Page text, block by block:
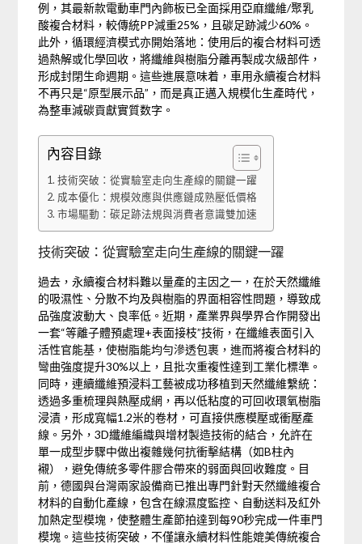
例，其最新款電動車門內飾板已全面採用亞麻纖維/聚乳
酸複合材料，較傳統PP減重25%，且碳足跡減少60%。
此外，循環經濟模式亦開始落地：使用后的複合材料可透
過熱解或化學回收，將纖維與樹脂分離再製成次級部件，
形成封閉生命週期。這些進展意味着，車用永續複合材料
不再只是“原型展示品”，而是真正邁入規模化生產時代，
為整車減碳貢獻實質数字。
內容目錄
技術突破：從實驗室走向生產線的關鍵一躍
成本優化：規模效應與供應鏈成熟壓低價格
市場驅動：碳足跡法規與消費者意識雙加速
技術突破：從實驗室走向生產線的關鍵一躍
過去，永續複合材料難以量產的主因之一，在於天然纖維
的吸濕性、分散不均及與樹脂的界面相容性問題，導致成
品強度波動大、良率低。近期，產業界與學界合作開發出
一套“等離子體預處理+表面接枝”技術，在纖維表面引入
活性官能基，使樹脂能均勻滲透包裹，進而將複合材料的
彎曲強度提升30%以上，且批次重複性達到工業化標準。
同時，連續纖維預浸料工藝被成功移植到天然纖維繫統：
透過多重梳理與熱壓成網，再以低粘度的可回收環氧樹脂
浸漬，形成寬幅1.2米的卷材，可直接供應模壓或衝壓產
線。另外，3D纖維編織與增材製造技術的結合，允許在
單一成型步驟中做出複雜幾何抗衝擊結構（如B柱內
襯），避免傳統多零件膠合帶來的弱面與回收難度。目
前，德國與台灣兩家設備商已推出專門針對天然纖維複合
材料的自動化產線，包含在線濕度監控、自動送料及紅外
加熱定型模塊，使整體生產節拍達到每90秒完成一件車門
模塊。這些技術突破，不僅讓永續材料性能媲美傳統複合